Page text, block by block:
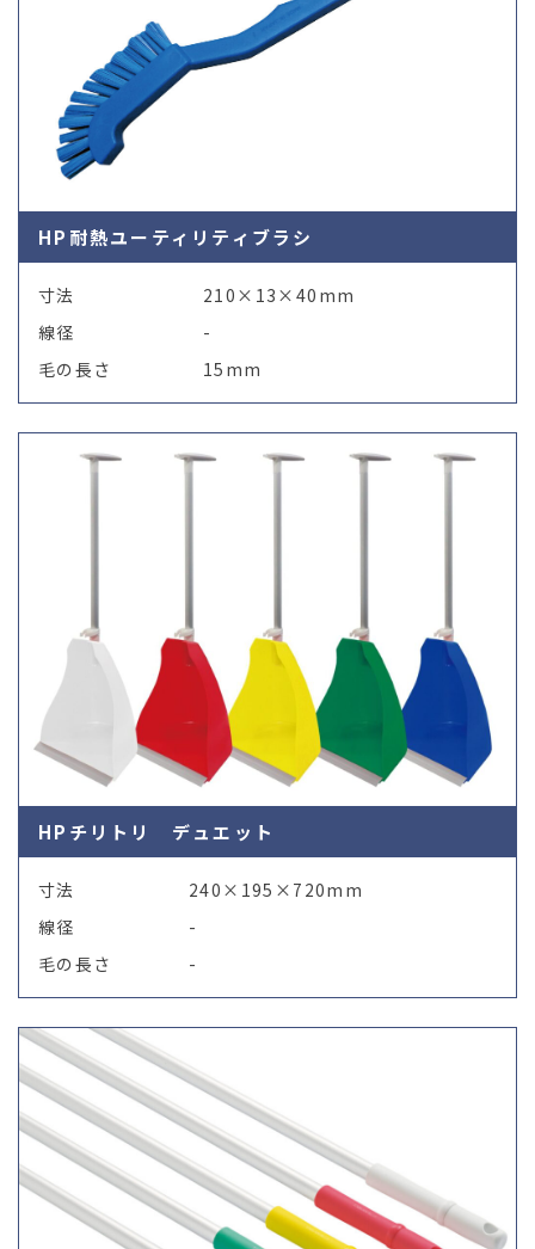
HP耐熱ユーティリティブラシ
寸法
210×13×40mm
線径
-
毛の長さ
15mm
HPチリトリ デュエット
寸法
240×195×720mm
線径
-
毛の長さ
-